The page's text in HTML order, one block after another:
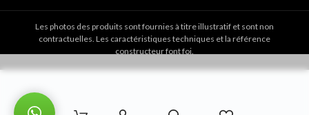
Les photos des produits sont fournies à titre illustratif et sont non
contractuelles. Les caractéristiques techniques et la référence
constructeur font foi.